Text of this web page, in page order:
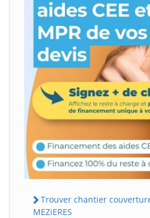
Trouver chantier couverture
MEZiERES